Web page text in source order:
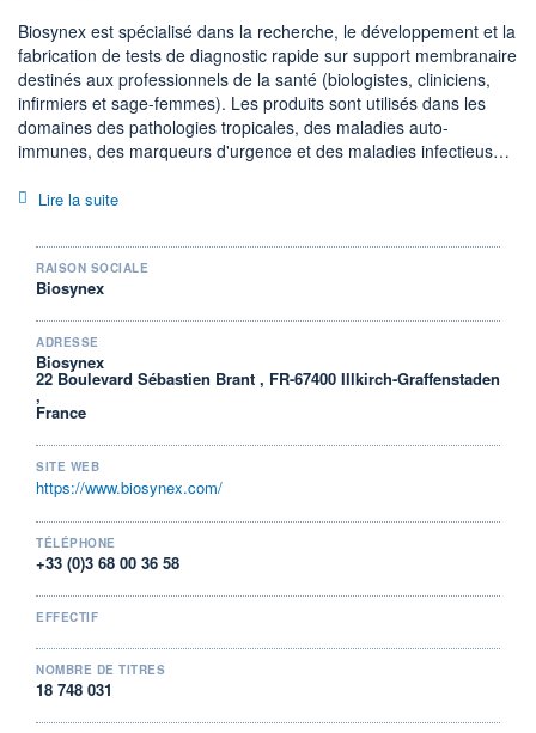
0,900
0,905
0,915
OUVERTURE
0,9040
+ HAUT
0,9140
+ BAS
VOLUME CAPITAL ÉCHANGÉ
17 MEUR 07.08.26 / 16:12:26
LIMITE À LA
0,8600 0,9480
RENDEMENT
ESTIMÉ 2026
- -
DIVIDENDE
0,00 EUR
DERNIER
Biosynex est spécialisé dans la recherche, le développement et la
fabrication de tests de diagnostic rapide sur support membranaire
destinés aux professionnels de la santé (biologistes, cliniciens,
infirmiers et sage-femmes). Les produits sont utilisés dans les
domaines des pathologies tropicales, des maladies auto-
immunes, des marqueurs d'urgence et des maladies infectieuses.
- fabrication de tests de diagnostic pour compte propre ;
produits semi-finis ;
- prestations de recherche et de développement pour compte de
tiers ;
- vente de licences ;
- vente de réactifs biologiques.
Lire la suite
RAISON SOCIALE
Biosynex
ADRESSE
Biosynex
22 Boulevard Sébastien Brant , FR-67400 Illkirch-Graffenstaden
,
France
SITE WEB
https://www.biosynex.com/
TÉLÉPHONE
+33 (0)3 68 00 36 58
EFFECTIF
NOMBRE DE TITRES
18 748 031